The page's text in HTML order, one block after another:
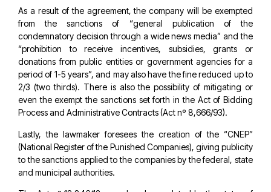
As a result of the agreement, the company will be exempted
from the sanctions of “general publication of the
condemnatory decision through a wide news media” and the
“prohibition to receive incentives, subsidies, grants or
donations from public entities or government agencies for a
period of 1-5 years”, and may also have the fine reduced up to
2/3 (two thirds). There is also the possibility of mitigating or
even the exempt the sanctions set forth in the Act of Bidding
Process and Administrative Contracts (Act nº 8,666/93).
Lastly, the lawmaker foresees the creation of the “CNEP”
(National Register of the Punished Companies), giving publicity
to the sanctions applied to the companies by the federal, state
and municipal authorities.